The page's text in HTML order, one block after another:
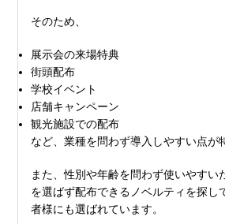
そのため、
展示会の来場特典
街頭配布
学校イベント
店舗キャンペーン
観光施設での配布
など、業種を問わず導入しやすい点が
また、性別や年齢を問わず使いやすい
を選ばず配布できるノベルティを探し
者様にも選ばれています。